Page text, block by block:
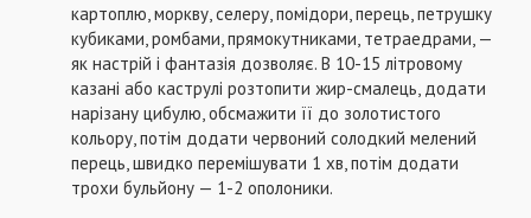
картоплю, моркву, селеру, помідори, перець, петрушку
кубиками, ромбами, прямокутниками, тетраедрами, —
як настрій і фантазія дозволяє. В 10-15 літровому
казані або каструлі розтопити жир-смалець, додати
нарізану цибулю, обсмажити її до золотистого
кольору, потім додати червоний солодкий мелений
перець, швидко перемішувати 1 хв, потім додати
трохи бульйону — 1-2 ополоники.